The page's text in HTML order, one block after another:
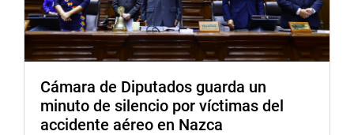
Cámara de Diputados guarda un
minuto de silencio por víctimas del
accidente aéreo en Nazca